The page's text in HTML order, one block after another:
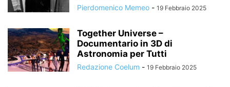
Pierdomenico Memeo - 19 Febbraio 2025
Together Universe –
Documentario in 3D di
Astronomia per Tutti
Redazione Coelum - 19 Febbraio 2025